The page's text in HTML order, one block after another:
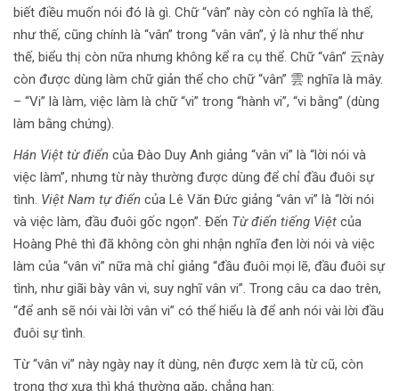
biết điều muốn nói đó là gì. Chữ “vân” này còn có nghĩa là thế,
như thế, cũng chính là “vân” trong “vân vân”, ý là như thế như
thế, biểu thị còn nữa nhưng không kể ra cụ thể. Chữ “vân” 云này
còn được dùng làm chữ giản thể cho chữ “vân” 雲 nghĩa là mây.
– “Vi” là làm, việc làm là chữ “vi” trong “hành vi”, “vi bằng” (dùng
làm bằng chứng).
Hán Việt từ điển của Đào Duy Anh giảng “vân vi” là “lời nói và
việc làm”, nhưng từ này thường được dùng để chỉ đầu đuôi sự
tình. Việt Nam tự điển của Lê Văn Đức giảng “vân vi” là “lời nói
và việc làm, đầu đuôi gốc ngọn”. Đến Từ điển tiếng Việt của
Hoàng Phê thì đã không còn ghi nhận nghĩa đen lời nói và việc
làm của “vân vi” nữa mà chỉ giảng “đầu đuôi mọi lẽ, đầu đuôi sự
tình, như giãi bày vân vi, suy nghĩ vân vi”. Trong câu ca dao trên,
“để anh sẽ nói vài lời vân vi” có thể hiểu là để anh nói vài lời đầu
đuôi sự tình.
Từ “vân vi” này ngày nay ít dùng, nên được xem là từ cũ, còn
trong thơ xưa thì khá thường gặp, chẳng hạn: